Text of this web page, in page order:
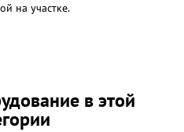
на участке.
в этой